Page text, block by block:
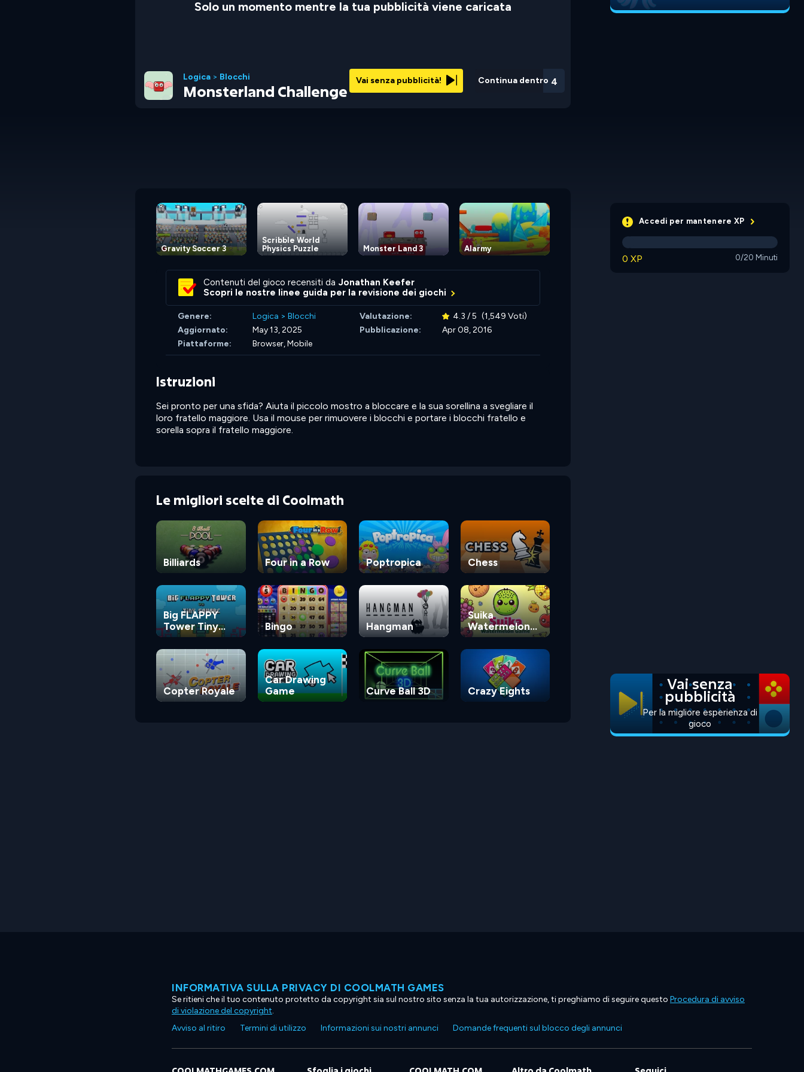
Solo un momento mentre la tua pubblicità viene caricata
Continua dentro 3
Vai senza pubblicità!
Logica > Blocchi
Monsterland Challenge
Gravity Soccer 3
Scribble World
Physics Puzzle
Monster Land 3 Alarmy Catch the Treasure
Contenuti del gioco recensiti da Jonathan Keefer
Scopri le nostre linee guida per la revisione dei giochi
Genere: Logica > Blocchi Valutazione: 4.3 / 5 (1,549 Voti)
Aggiornato:
May 13, 2025 Pubblicazione:
Apr 08, 2016
Piattaforme:
Browser, Mobile
Istruzioni
Sei pronto per una sfida? Aiuta il piccolo mostro a bloccare e la sua sorellina a svegliare il
loro fratello maggiore. Usa il mouse per rimuovere i blocchi e portare i blocchi fratello e
sorella sopra il fratello maggiore.
Le migliori scelte di Coolmath
Billiards Four in a Row Poptropica Chess
Big FLAPPY
Tower Tiny
Square
Bingo Hangman
Suika
Watermelon
Game
Copter Royale
Car Drawing
Game
Curve Ball 3D Crazy Eights
Accedi per mantenere XP
0 XP 0/20 Minuti
Vai senza
pubblicità
Per la migliore esperienza di
gioco
INFORMATIVA SULLA PRIVACY DI COOLMATH GAMES
Se ritieni che il tuo contenuto protetto da copyright sia sul nostro sito senza la tua autorizzazione, ti preghiamo di seguire questo Procedura di avviso
di violazione del copyright.
Avviso al ritiro
Termini di utilizzo Informazioni sui nostri annunci Domande frequenti sul blocco degli annunci